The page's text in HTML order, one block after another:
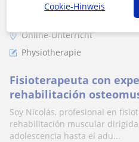
Online-Unterricht
Physiotherapie
Fisioterapeuta con
rehabilitación
tipo de población
Soy Nicolás, profesional en
rehabilitación muscular
adolescencia hasta el adu...
Cookie-Hinweis